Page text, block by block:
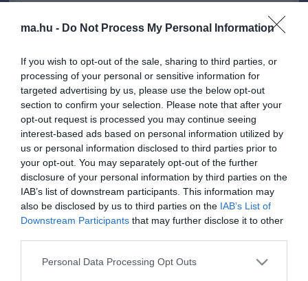
ma.hu - Do Not Process My Personal Information
If you wish to opt-out of the sale, sharing to third parties, or
processing of your personal or sensitive information for
targeted advertising by us, please use the below opt-out
section to confirm your selection. Please note that after your
opt-out request is processed you may continue seeing
interest-based ads based on personal information utilized by
us or personal information disclosed to third parties prior to
your opt-out. You may separately opt-out of the further
disclosure of your personal information by third parties on the
IAB’s list of downstream participants. This information may
also be disclosed by us to third parties on the IAB’s List of
Downstream Participants that may further disclose it to other
Please note that this website/app uses one or more Google
Personal Data Processing Opt Outs
kereszténydemokraták (CD&V) és a flamand szociáldemokrata
N-VA és mindenekelőtt az MR ellenállásával. Prévot hozzátette:
"Gáza ügye számunkra kulcskérdés. Nem engedhető meg, hogy
egyetlen ember hozzáállása az egész ország hírnevét
veszélyeztesse."
A külügyminiszter jelezte: a szerdai szűk körű kormányülésre
konkrét javaslatokat tartalmazó feljegyzést készít, amelyben
szerepel Palesztina elismerése, Itamár Bengvír izraeli
nemzetbiztonsági, és Becalel Szmotrics pénzügyminiszter
Belgiumba való belépésének megtiltása, az Izrael által megszállt
területekről származó áruk importjának leállítása, valamint az
Izraelbe irányuló fegyverszállítmányok tranzitjának
megakadályozása.
"El sem tudom képzelni, hogy Belgium azon kevés ország között
Belgium nemzetközi megítélésére nézve katasztrofális lesz" -